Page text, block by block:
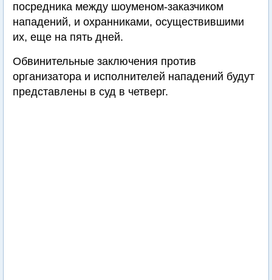
посредника между шоуменом-заказчиком
нападений, и охранниками, осуществившими
их, еще на пять дней.
Обвинительные заключения против
организатора и исполнителей нападений будут
представлены в суд в четверг.